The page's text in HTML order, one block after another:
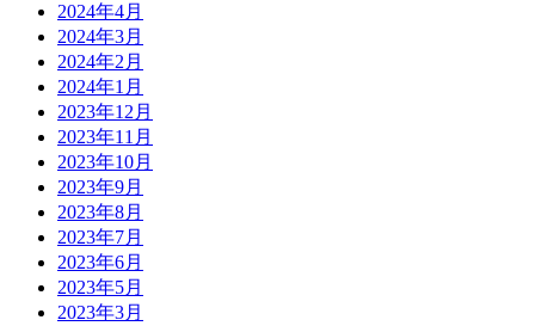
2024年4月
2024年3月
2024年2月
2024年1月
2023年12月
2023年11月
2023年10月
2023年9月
2023年8月
2023年7月
2023年6月
2023年5月
2023年3月